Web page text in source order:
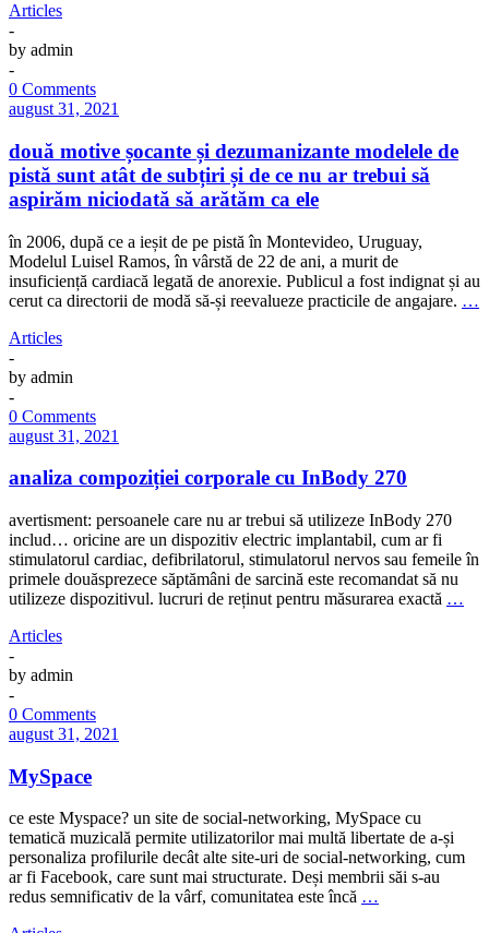
Articles
-
by admin
-
0 Comments
august 31, 2021
două motive șocante și dezumanizante modelele de
pistă sunt atât de subțiri și de ce nu ar trebui să
aspirăm niciodată să arătăm ca ele
în 2006, după ce a ieșit de pe pistă în Montevideo, Uruguay,
Modelul Luisel Ramos, în vârstă de 22 de ani, a murit de
insuficiență cardiacă legată de anorexie. Publicul a fost indignat și au
cerut ca directorii de modă să-și reevalueze practicile de angajare. …
Articles
-
by admin
-
0 Comments
august 31, 2021
analiza compoziției corporale cu InBody 270
avertisment: persoanele care nu ar trebui să utilizeze InBody 270
includ… oricine are un dispozitiv electric implantabil, cum ar fi
stimulatorul cardiac, defibrilatorul, stimulatorul nervos sau femeile în
primele douăsprezece săptămâni de sarcină este recomandat să nu
utilizeze dispozitivul. lucruri de reținut pentru măsurarea exactă …
Articles
-
by admin
-
0 Comments
august 31, 2021
MySpace
ce este Myspace? un site de social-networking, MySpace cu
tematică muzicală permite utilizatorilor mai multă libertate de a-și
personaliza profilurile decât alte site-uri de social-networking, cum
ar fi Facebook, care sunt mai structurate. Deși membrii săi s-au
redus semnificativ de la vârf, comunitatea este încă …